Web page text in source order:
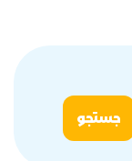
جستجو